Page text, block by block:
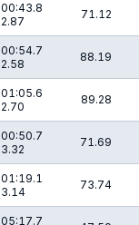
2.87
71.12
2.58
88.19
2.70
89.28
3.32
71.69
3.14
73.74